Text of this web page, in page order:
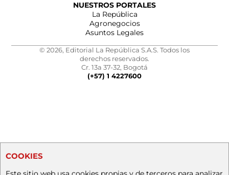
NUESTROS PORTALES
La República
Agronegocios
Asuntos Legales
© 2026, Editorial La República S.A.S. Todos los
derechos reservados.
Cr. 13a 37-32, Bogotá
(+57) 1 4227600
COOKIES